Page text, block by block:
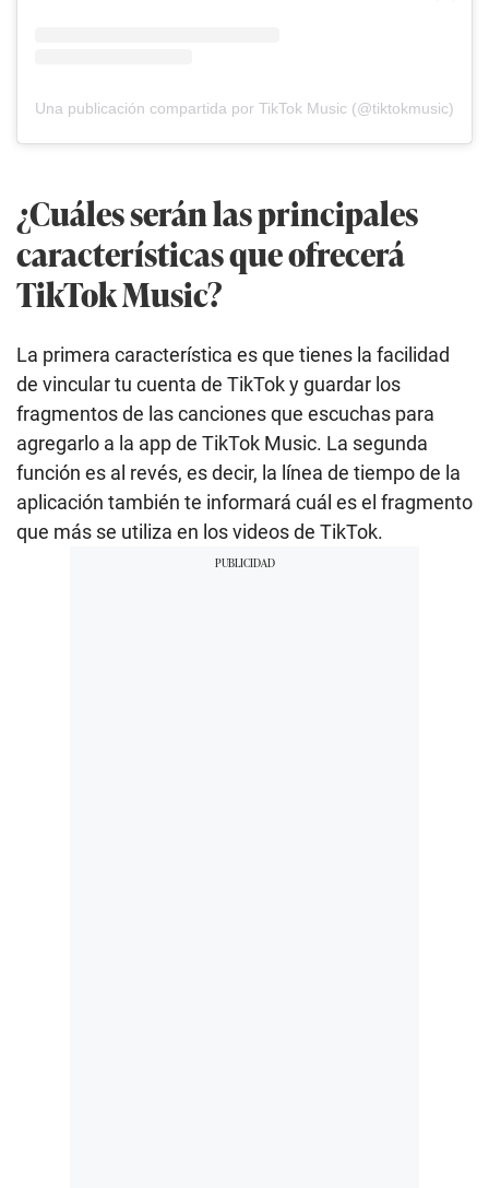
Una publicación compartida por TikTok Music (@tiktokmusic)
¿Cuáles serán las principales
características que ofrecerá
TikTok Music?
La primera característica es que tienes la facilidad
de vincular tu cuenta de TikTok y guardar los
fragmentos de las canciones que escuchas para
agregarlo a la app de TikTok Music. La segunda
función es al revés, es decir, la línea de tiempo de la
aplicación también te informará cuál es el fragmento
que más se utiliza en los videos de TikTok.